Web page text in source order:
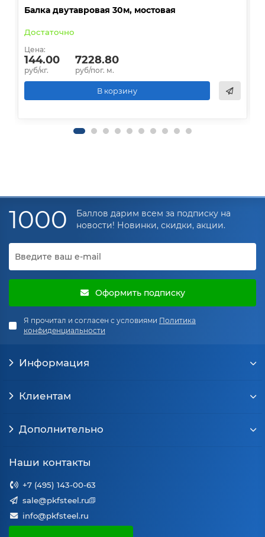
Балка двутавровая 30м, мостовая
Достаточно
Цена:
144.00
руб/кг.
7228.80
руб/пог. м.
В корзину
1000
Баллов дарим всем за подписку на
новости! Новинки, скидки, акции.
Оформить подписку
Я прочитал и согласен с условиями Политика
конфиденциальности
Информация
Клиентам
Дополнительно
Наши контакты
+7 (495) 143-00-63
sale@pkfsteel.ru
info@pkfsteel.ru